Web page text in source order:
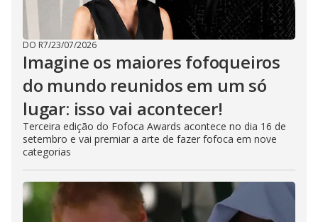
DO R7/23/07/2026
Imagine os maiores fofoqueiros
do mundo reunidos em um só
lugar: isso vai acontecer!
Terceira edição do Fofoca Awards acontece no dia 16 de
setembro e vai premiar a arte de fazer fofoca em nove
categorias